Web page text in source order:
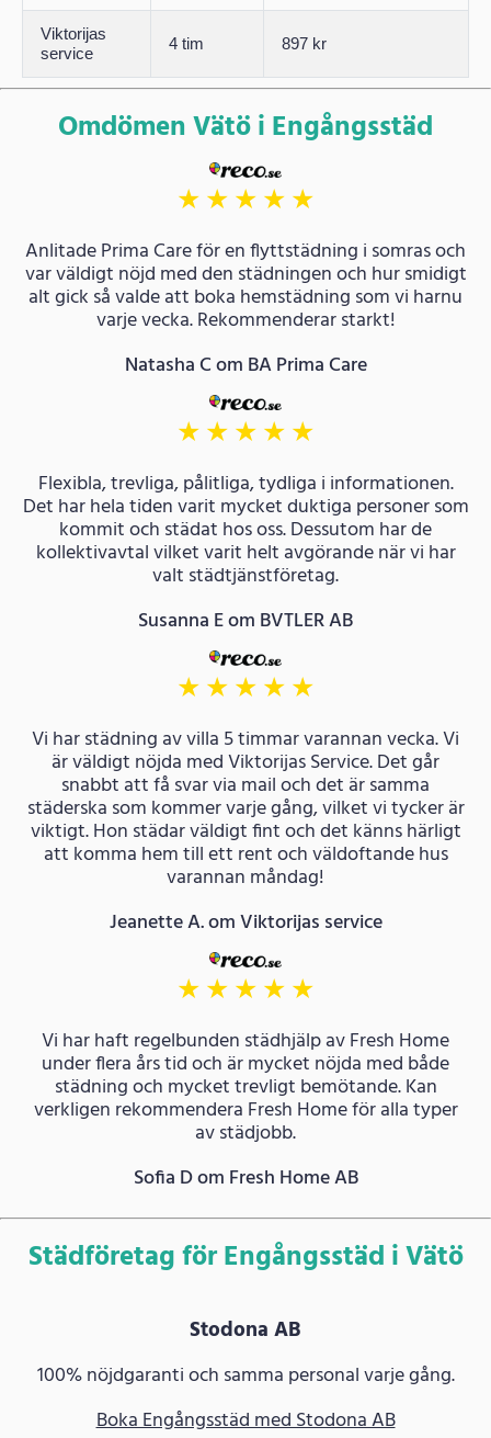
Viktorijas
service
4 tim 897 kr
Omdömen Vätö i Engångsstäd
★★★★★
Anlitade Prima Care för en flyttstädning i somras och
var väldigt nöjd med den städningen och hur smidigt
alt gick så valde att boka hemstädning som vi harnu
varje vecka. Rekommenderar starkt!
Natasha C om BA Prima Care
★★★★★
Flexibla, trevliga, pålitliga, tydliga i informationen.
Det har hela tiden varit mycket duktiga personer som
kommit och städat hos oss. Dessutom har de
kollektivavtal vilket varit helt avgörande när vi har
valt städtjänstföretag.
Susanna E om BVTLER AB
★★★★★
Vi har städning av villa 5 timmar varannan vecka. Vi
är väldigt nöjda med Viktorijas Service. Det går
snabbt att få svar via mail och det är samma
städerska som kommer varje gång, vilket vi tycker är
viktigt. Hon städar väldigt fint och det känns härligt
att komma hem till ett rent och väldoftande hus
varannan måndag!
Jeanette A. om Viktorijas service
★★★★★
Vi har haft regelbunden städhjälp av Fresh Home
under flera års tid och är mycket nöjda med både
städning och mycket trevligt bemötande. Kan
verkligen rekommendera Fresh Home för alla typer
av städjobb.
Sofia D om Fresh Home AB
Städföretag för Engångsstäd i Vätö
Stodona AB
100% nöjdgaranti och samma personal varje gång.
Boka Engångsstäd med Stodona AB